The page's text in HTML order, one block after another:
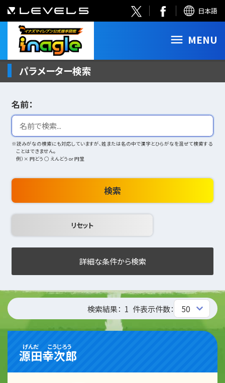
日本語
MENU
パラメーター検索
名前：
※読みがなの検索にも対応していますが、姓または名の中で漢字とひらがなを混ぜて検索する
ことはできません。
例）× 円どう ○ えんどう or 円堂
検索
詳細な条件から検索
検索結果： 1 件表示件数：
源田
げんだ
幸次郎
こうじろう